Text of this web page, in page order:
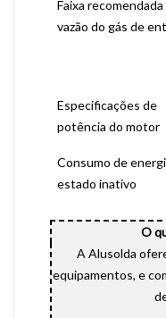
Faixa
vazão do gás de
Especificações de
potência do motor
Consumo de
estado inativo
O
A Alusolda
equipamentos, e